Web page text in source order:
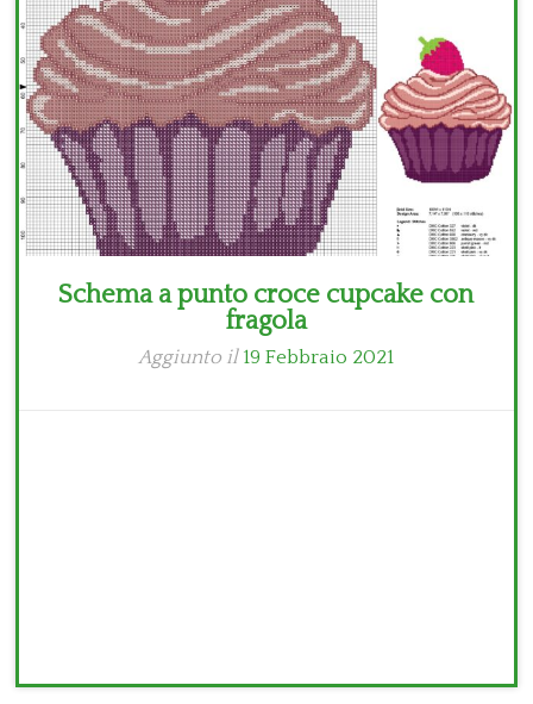
Thun
Schema a punto croce cupcake con
fragola
Aggiunto il 19 Febbraio 2021